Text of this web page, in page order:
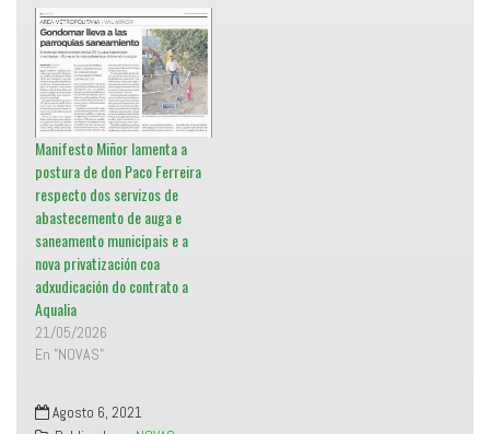
n
t
a
n
a
n
u
e
v
a
)
Manifesto Miñor lamenta a
postura de don Paco Ferreira
respecto dos servizos de
abastecemento de auga e
saneamento municipais e a
nova privatización coa
adxudicación do contrato a
Aqualia
21/05/2026
En "NOVAS"
Agosto 6, 2021